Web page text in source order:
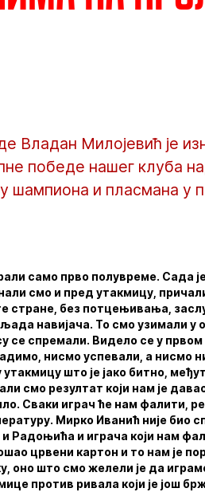
Владан Милојевић је
победе нашег клуба
шампиона и пласмана у
само прво полувреме. Сада
смо и пред утакмицу,
стране, без потцењивања,
навијача. То смо узимали у
се спремали. Видело се у првом
нисмо успевали, а нисмо
што је јако битно,
смо резултат који нам је
Сваки играч ће нам фалити,
Мирко Иванић није био
Радоњића и играча који нам
црвени картон и то нам је
оно што смо желели је да
против ривала који је још